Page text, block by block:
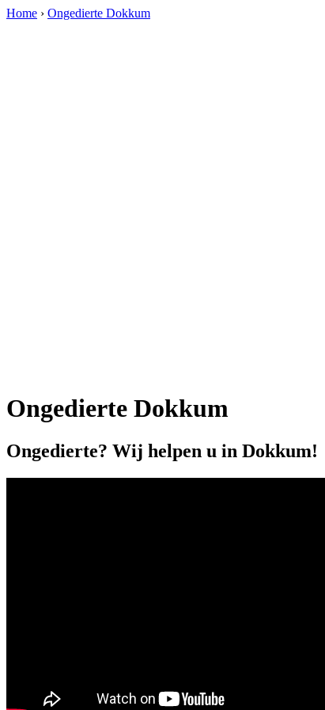
Home › Ongedierte Dokkum
Ongedierte Dokkum
Ongedierte? Wij helpen u in Dokkum!